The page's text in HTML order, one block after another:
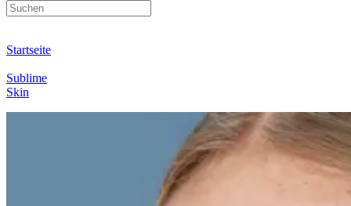
Startseite
Sublime
Skin